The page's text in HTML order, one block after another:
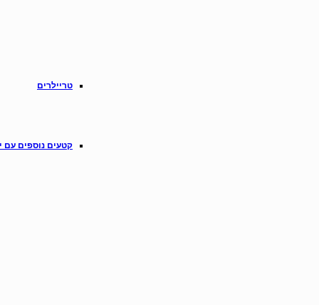
טריילרים
קטעים נוספים עם